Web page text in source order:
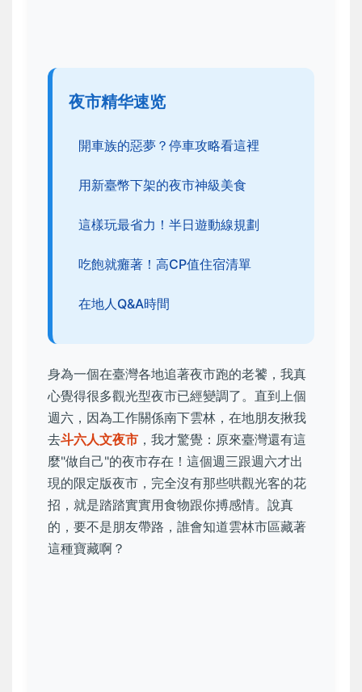
夜市精华速览
開車族的惡夢？停車攻略看這裡
用新臺幣下架的夜市神級美食
這樣玩最省力！半日遊動線規劃
吃飽就癱著！高CP值住宿清單
在地人Q&A時間
身為一個在臺灣各地追著夜市跑的老饕，我真
心覺得很多觀光型夜市已經變調了。直到上個
週六，因為工作關係南下雲林，在地朋友揪我
去斗六人文夜市 ，我才驚覺：原來臺灣還有這
麼"做自己"的夜市存在！這個週三跟週六才出
現的限定版夜市，完全沒有那些哄觀光客的花
招，就是踏踏實實用食物跟你搏感情。說真
的，要不是朋友帶路，誰會知道雲林市區藏著
這種寶藏啊？